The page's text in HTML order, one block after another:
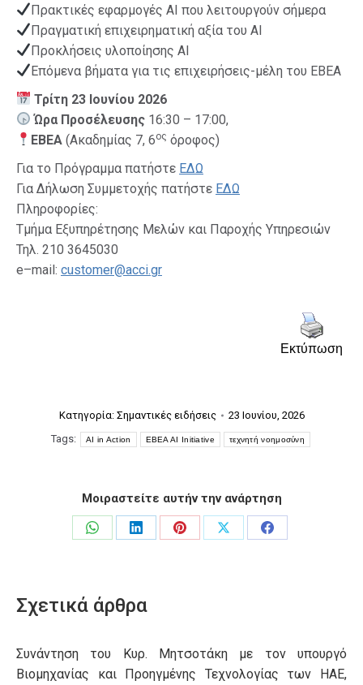
Πρακτικές εφαρμογές AI που λειτουργούν σήμερα
Πραγματική επιχειρηματική αξία του AI
Προκλήσεις υλοποίησης AI
Επόμενα βήματα για τις επιχειρήσεις-μέλη του ΕΒΕΑ
Τρίτη 23 Ιουνίου 2026
Ώρα Προσέλευσης 16:30 – 17:00,
ΕΒΕΑ(Ακαδημίας 7, 6ος όροφος)
Για το Πρόγραμμα πατήστε ΕΔΩ
Για Δήλωση Συμμετοχής πατήστε ΕΔΩ
Πληροφορίες:
Τμήμα Εξυπηρέτησης Μελών και Παροχής Υπηρεσιών
Τηλ. 210 3645030
e–mail: customer@acci.gr
Εκτύπωση
Κατηγορία: Σημαντικές ειδήσεις
23 Ιουνίου, 2026
Tags:
AI in Action EBEA AI Initiative τεχνητή νοημοσύνη
Μοιραστείτε αυτήν την ανάρτηση
Share
Share
Share
Share
Share
Σχετικά άρθρα
Συνάντηση του Κυρ. Μητσοτάκη με τον υπουργό
Βιομηχανίας και Προηγμένης Τεχνολογίας των ΗΑΕ,